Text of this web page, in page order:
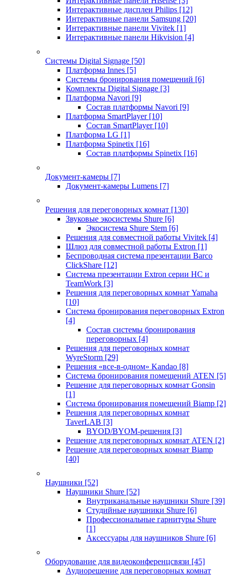
Интерактивные дисплеи Philips [12]
Интерактивные панели Samsung [20]
Интерактивные панели Vivitek [1]
Интерактивные панели Hikvision [4]
Системы Digital Signage [50]
Платформа Innes [5]
Системы бронирования помещений [6]
Комплекты Digital Signage [3]
Платформа Navori [9]
Состав платформы Navori [9]
Платформа SmartPlayer [10]
Состав SmartPlayer [10]
Платформа LG [1]
Платформа Spinetix [16]
Состав платформы Spinetix [16]
Документ-камеры [7]
Документ-камеры Lumens [7]
Решения для переговорных комнат [130]
Звуковые экосистемы Shure [6]
Экосистема Shure Stem [6]
Решения для совместной работы Vivitek [4]
Шлюз для совместной работы Extron [1]
Беспроводная система презентации Barco
ClickShare [12]
Система презентации Extron серии HC и
TeamWork [3]
Решения для переговорных комнат Yamaha
[10]
Система бронирования переговорных Extron
[4]
Состав системы бронирования
переговорных [4]
Решения для переговорных комнат
WyreStorm [29]
Решения «все-в-одном» Kandao [8]
Система бронирования помещений ATEN [5]
Решение для переговорных комнат Gonsin
[1]
Система бронирования помещений Biamp [2]
Решения для переговорных комнат
TaverLAB [3]
BYOD/BYOM-решения [3]
Решение для переговорных комнат ATEN [2]
Решение для переговорных комнат Biamp
[40]
Наушники [52]
Наушники Shure [52]
Внутриканальные наушники Shure [39]
Студийные наушники Shure [6]
Профессиональные гарнитуры Shure
[1]
Аксессуары для наушников Shure [6]
Оборудование для видеоконференцсвязи [45]
Аудиорешение для переговорных комнат